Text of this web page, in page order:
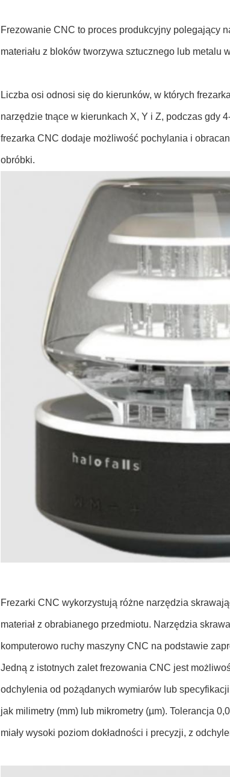
Frezowanie CNC to proces produkcyjny polegający
materiału z bloków tworzywa sztucznego lub
Liczba osi odnosi się do kierunków, w których
narzędzie tnące w kierunkach X, Y i Z, podczas gdy
frezarka CNC dodaje możliwość pochylania i
obróbki.
Frezarki CNC wykorzystują różne narzędzia
materiał z obrabianego przedmiotu. Narzędzia
komputerowo ruchy maszyny CNC na podstawie
Jedną z istotnych zalet frezowania CNC jest
odchylenia od pożądanych wymiarów lub
jak milimetry (mm) lub mikrometry (µm). Tolerancja
miały wysoki poziom dokładności i precyzji, z